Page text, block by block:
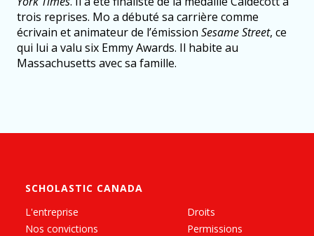
trois reprises. Mo a débuté sa carrière comme
écrivain et animateur de l’émission Sesame Street, ce
qui lui a valu six Emmy Awards. Il habite au
Massachusetts avec sa famille.
SCHOLASTIC CANADA
L'entreprise
Nos convictions
Droits
Permissions